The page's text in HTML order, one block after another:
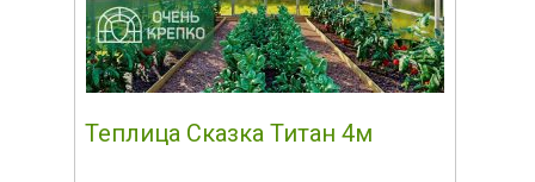
Теплица Сказка Титан 4м